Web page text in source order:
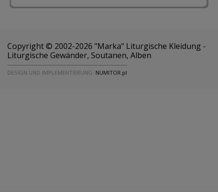
Copyright © 2002-2026 "Marka" Liturgische Kleidung -
Liturgische Gewänder, Soutanen, Alben
DESIGN UND IMPLEMENTIERUNG: NUMITOR.pl